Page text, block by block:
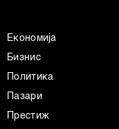
Економија
Бизнис
Политика
Пазари
Престиж